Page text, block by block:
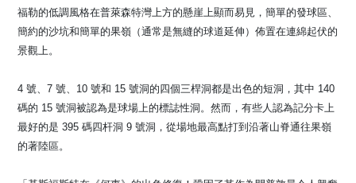
福勒的低調風格在普萊森特灣上方的懸崖上顯而易見，簡單的發球區、
簡約的沙坑和簡單的果嶺（通常是無縫的球道延伸）佈置在連綿起伏的
景觀上。
4 號、7 號、10 號和 15 號洞的四個三桿洞都是出色的短洞，其中 140
碼的 15 號洞被認為是球場上的標誌性洞。然而，有些人認為記分卡上
最好的是 395 碼四杆洞 9 號洞，從場地最高點打到沿著山脊通往果嶺
的著陸區。